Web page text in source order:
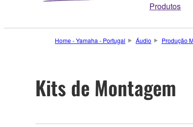
Produtos
Home - Yamaha - Portugal Áudio Produção
Kits de Montagem